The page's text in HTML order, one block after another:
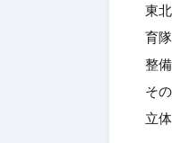
東
育
整
そ
立